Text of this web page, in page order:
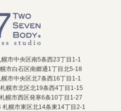
市中央区南5条西23丁目1-1
市白石区南郷通1丁目北5-18
市中央区北7条西16丁目1-1
幌市北区北19条西4丁目1-15
幌市西区発寒6条10丁目1-27
幌市東区北14条東14丁目2-1